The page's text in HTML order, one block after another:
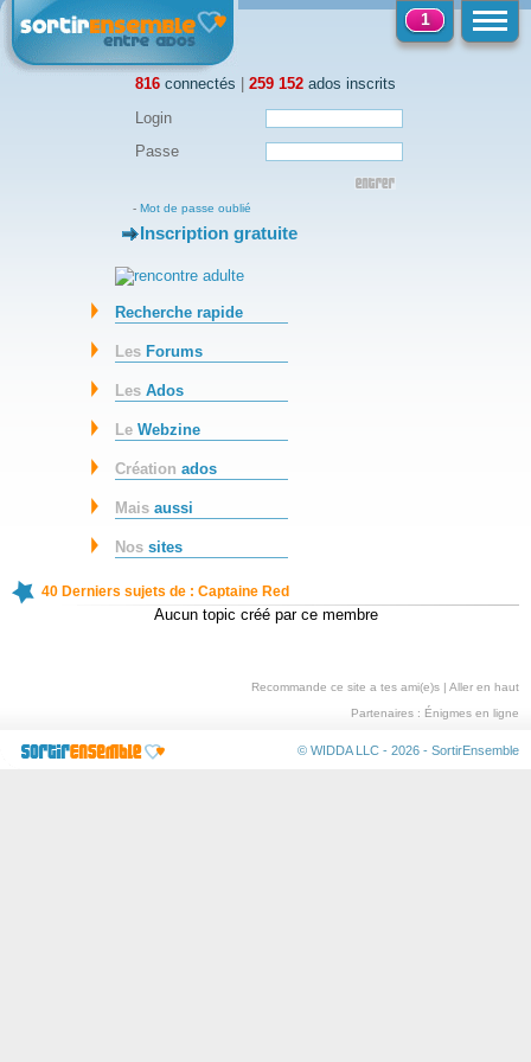
816 connectés | 259 152 ados inscrits
1
Login
Passe
- Mot de passe oublié
-Inscription gratuite
Recherche rapide
Les Forums
LesAdos
LeWebzine
Créationados
Maisaussi
Nossites
40 Derniers sujets de : Captaine Red
Aucun topic créé par ce membre
Recommande ce site a tes ami(e)s
Aller en haut
Partenaires : Énigmes en ligne
© WIDDA LLC - 2026 - SortirEnsemble